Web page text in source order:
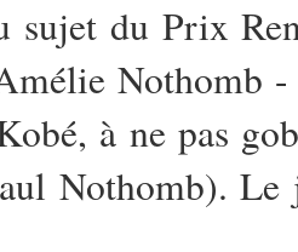
sujet du Prix
Nothomb -
à ne pas
Nothomb).